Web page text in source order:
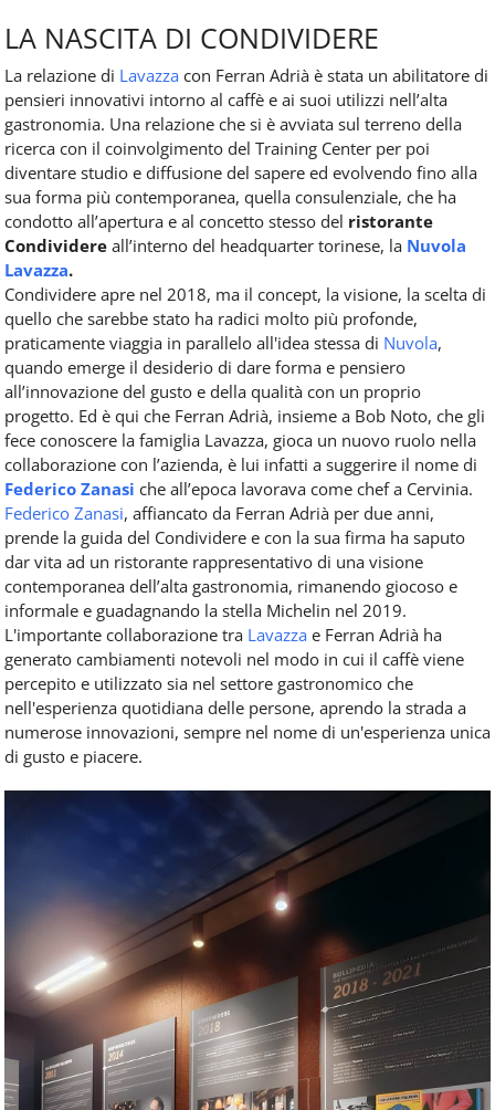
LA NASCITA DI CONDIVIDERE
La relazione di Lavazza con Ferran Adrià è stata un abilitatore di
pensieri innovativi intorno al caffè e ai suoi utilizzi nell’alta
gastronomia. Una relazione che si è avviata sul terreno della
ricerca con il coinvolgimento del Training Center per poi
diventare studio e diffusione del sapere ed evolvendo fino alla
sua forma più contemporanea, quella consulenziale, che ha
condotto all’apertura e al concetto stesso del ristorante
Condividere all’interno del headquarter torinese, la Nuvola
Lavazza.
Condividere apre nel 2018, ma il concept, la visione, la scelta di
quello che sarebbe stato ha radici molto più profonde,
praticamente viaggia in parallelo all'idea stessa di Nuvola,
quando emerge il desiderio di dare forma e pensiero
all’innovazione del gusto e della qualità con un proprio
progetto. Ed è qui che Ferran Adrià, insieme a Bob Noto, che gli
fece conoscere la famiglia Lavazza, gioca un nuovo ruolo nella
collaborazione con l’azienda, è lui infatti a suggerire il nome di
Federico Zanasi che all’epoca lavorava come chef a Cervinia.
Federico Zanasi, affiancato da Ferran Adrià per due anni,
prende la guida del Condividere e con la sua firma ha saputo
dar vita ad un ristorante rappresentativo di una visione
contemporanea dell’alta gastronomia, rimanendo giocoso e
informale e guadagnando la stella Michelin nel 2019.
L'importante collaborazione tra Lavazza e Ferran Adrià ha
generato cambiamenti notevoli nel modo in cui il caffè viene
percepito e utilizzato sia nel settore gastronomico che
nell'esperienza quotidiana delle persone, aprendo la strada a
numerose innovazioni, sempre nel nome di un'esperienza unica
di gusto e piacere.